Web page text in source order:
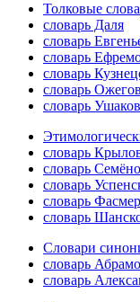
Толковые
словарь Даля
словарь
словарь
словарь
словарь
словарь
словарь
словарь
словарь
словарь
словарь
Словари
словарь
словарь